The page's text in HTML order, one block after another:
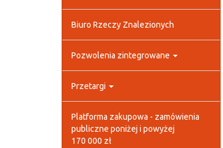
Biuro Rzeczy Znalezionych
Pozwolenia zintegrowane
Przetargi
Platforma zakupowa - zamówienia
publiczne poniżej i powyżej
170 000 zł